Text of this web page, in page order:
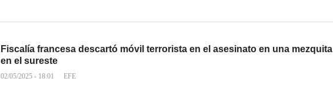
Fiscalía francesa descartó móvil terrorista en el asesinato en una mezquita
en el sureste
02/05/2025 - 18:01 EFE